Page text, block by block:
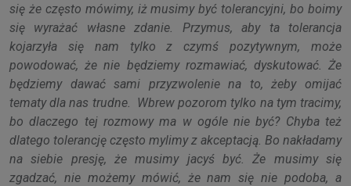
się że często mówimy, iż musimy być tolerancyjni, bo boimy
się wyrażać własne zdanie. Przymus, aby ta tolerancja
kojarzyła się nam tylko z czymś pozytywnym, może
powodować, że nie będziemy rozmawiać, dyskutować. Że
będziemy dawać sami przyzwolenie na to, żeby omijać
tematy dla nas trudne. Wbrew pozorom tylko na tym tracimy,
bo dlaczego tej rozmowy ma w ogóle nie być? Chyba też
dlatego tolerancję często mylimy z akceptacją. Bo nakładamy
na siebie presję, że musimy jacyś być. Że musimy się
zgadzać, nie możemy mówić, że nam się nie podoba, a